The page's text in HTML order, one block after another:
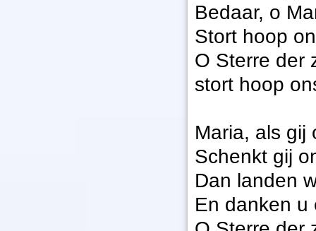
Bedaar, o
Stort hoop
O Sterre der
stort hoop
Maria, als gij
Schenkt gij
Dan landen
En danken u